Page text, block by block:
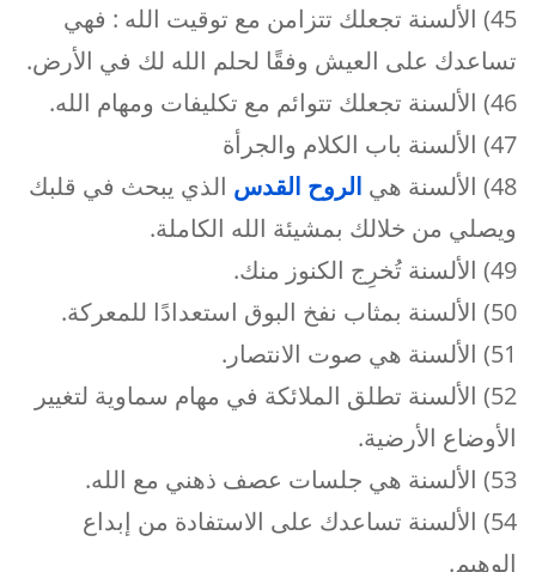
45) الألسنة تجعلك تتزامن مع توقيت الله : فهي
تساعدك على العيش وفقًا لحلم الله لك في الأرض.
46) الألسنة تجعلك تتوائم مع تكليفات ومهام الله.
47) الألسنة باب الكلام والجرأة
48) الألسنة هي
الروح القدس الذي يبحث في قلبك
ويصلي من خلالك بمشيئة الله الكاملة.
49) الألسنة تُخرِج الكنوز منك.
50) الألسنة بمثاب نفخ البوق استعدادًا للمعركة.
51) الألسنة هي صوت الانتصار.
52) الألسنة تطلق الملائكة في مهام سماوية لتغيير
الأوضاع الأرضية.
53) الألسنة هي جلسات عصف ذهني مع الله.
54) الألسنة تساعدك على الاستفادة من إبداع
إلوهيم.